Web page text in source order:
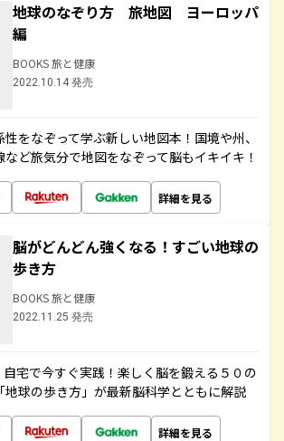
地球のなぞり方 旅地図 ヨーロッパ
編
BOOKS 旅と健康
2022.10.14 発売
をなぞって学ぶ新しい地図本！国境や州、
ど旅気分で地図をなぞって脳もイキイキ！
詳細を見る
脳がどんどん強くなる！すごい地球の
歩き方
BOOKS 旅と健康
2022.11.25 発売
宅で今すぐ実践！楽しく脳を鍛える５０の
地球の歩き方」が最新脳科学とともに解説
詳細を見る